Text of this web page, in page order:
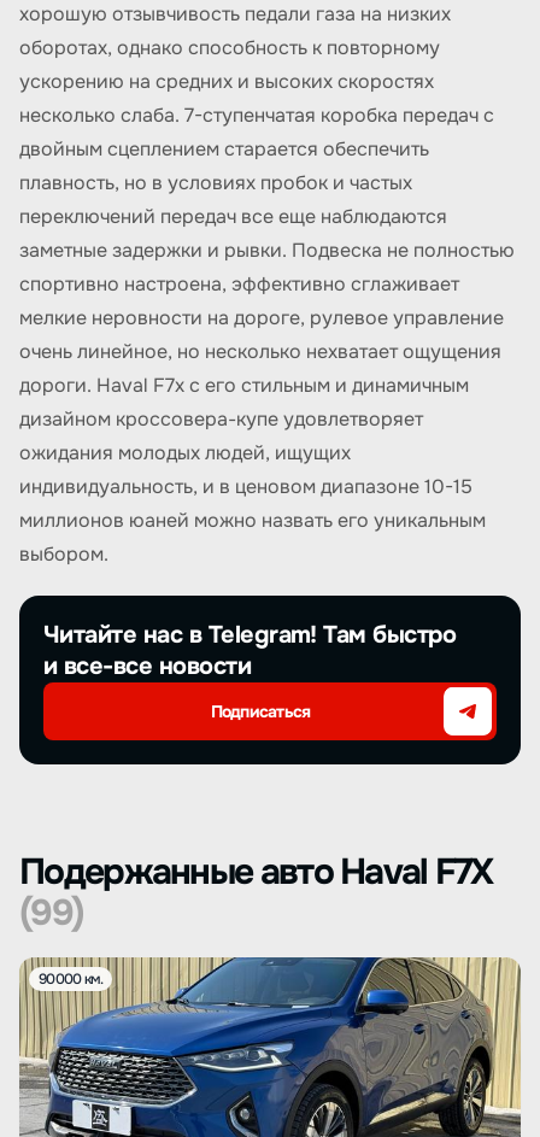
хорошую отзывчивость педали газа на низких
оборотах, однако способность к повторному
ускорению на средних и высоких скоростях
несколько слаба. 7-ступенчатая коробка передач с
двойным сцеплением старается обеспечить
плавность, но в условиях пробок и частых
переключений передач все еще наблюдаются
заметные задержки и рывки. Подвеска не полностью
спортивно настроена, эффективно сглаживает
мелкие неровности на дороге, рулевое управление
очень линейное, но несколько нехватает ощущения
дороги. Haval F7x с его стильным и динамичным
дизайном кроссовера-купе удовлетворяет
ожидания молодых людей, ищущих
индивидуальность, и в ценовом диапазоне 10-15
миллионов юаней можно назвать его уникальным
выбором.
Читайте нас в Telegram! Там быстро
и все-все новости
Подписаться
Подержанные авто Haval F7X
(99)
90000 км.